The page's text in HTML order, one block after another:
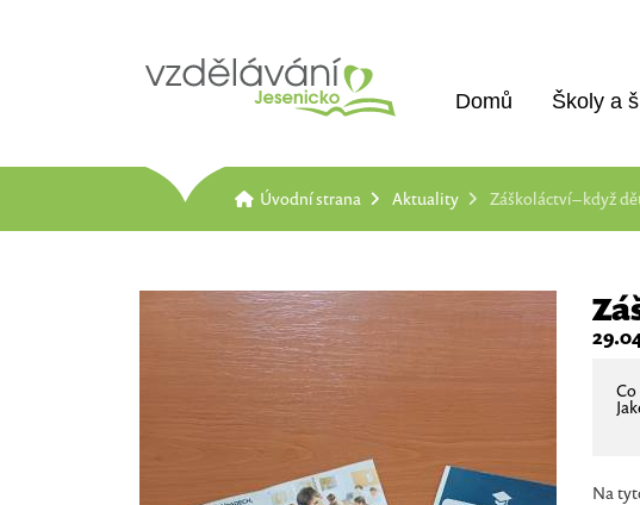
Domů Školy a
Úvodní strana Aktuality Záškoláctví – když
Na